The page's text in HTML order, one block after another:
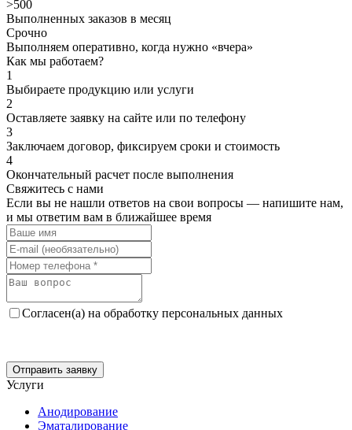
>500
Выполненных заказов в месяц
Срочно
Выполняем оперативно, когда нужно «вчера»
Как мы работаем?
1
Выбираете продукцию или услуги
2
Оставляете заявку на сайте или по телефону
3
Заключаем договор, фиксируем сроки и стоимость
4
Окончательный расчет после выполнения
Свяжитесь с нами
Если вы не нашли ответов на свои вопросы — напишите нам,
и мы ответим вам в ближайшее время
Согласен(а) на обработку персональных данных
Отправить заявку
Услуги
Анодирование
Эматалирование